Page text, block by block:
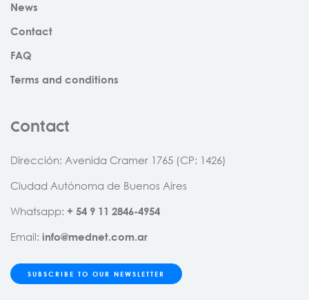
News
Contact
FAQ
Terms and conditions
Contact
Dirección: Avenida Cramer 1765 (CP: 1426)
Ciudad Autónoma de Buenos Aires
Whatsapp: + 54 9 11 2846-4954
Email: info@mednet.com.ar
SUBSCRIBE TO OUR NEWSLETTER